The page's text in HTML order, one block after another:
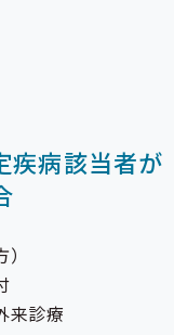
疾病該当者が
来診療